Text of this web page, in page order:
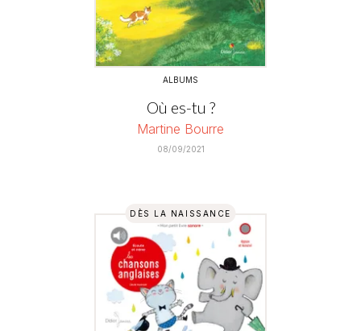
ALBUMS
Où es-tu ?
Martine Bourre
08/09/2021
DÈS LA NAISSANCE